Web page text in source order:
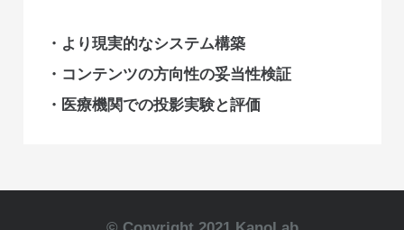
・より現実的なシステム構築
・コンテンツの方向性の妥当性検証
・医療機関での投影実験と評価